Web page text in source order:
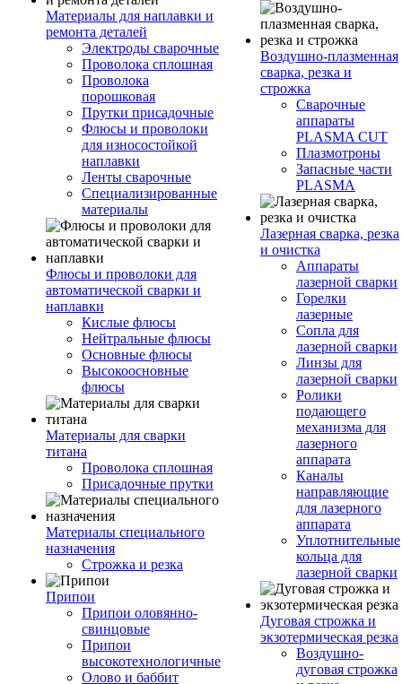
Материалы для наплавки и
ремонта деталей
Электроды сварочные
Проволока сплошная
Проволока
порошковая
Прутки присадочные
Флюсы и проволоки
для износостойкой
наплавки
Ленты сварочные
Специализированные
материалы
Флюсы и проволоки для
автоматической сварки и
наплавки
Кислые флюсы
Нейтральные флюсы
Основные флюсы
Высокоосновные
флюсы
Материалы для сварки
титана
Проволока сплошная
Присадочные прутки
Материалы специального
назначения
Строжка и резка
Припои
Припои оловянно-
свинцовые
Припои
высокотехнологичные
Олово и баббит
Воздушно-плазменная
сварка, резка и
строжка
Сварочные
аппараты
PLASMA CUT
Плазмотроны
Запасные части
PLASMA
Лазерная сварка, резка
и очистка
Аппараты
лазерной сварки
Горелки
лазерные
Сопла для
лазерной сварки
Линзы для
лазерной сварки
Ролики
подающего
механизма для
лазерного
аппарата
Каналы
направляющие
для лазерного
аппарата
Уплотнительные
кольца для
лазерной сварки
Дуговая строжка и
экзотермическая резка
Воздушно-
дуговая строжка